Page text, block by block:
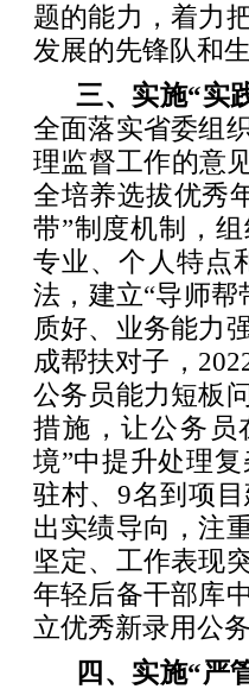
题的能力，着力
发展的先锋队和生
三、实施“实
全面落实省委组
理监督工作的意
全培养选拔优秀
带”制度机制，
专业、个人特点
法，建立“导师
质好、业务能力
成帮扶对子，
公务员能力短板
措施，让公务员
境”中提升处理
驻村、9名到项
出实绩导向，注
坚定、工作表现
年轻后备干部库
立优秀新录用公
四、实施“严